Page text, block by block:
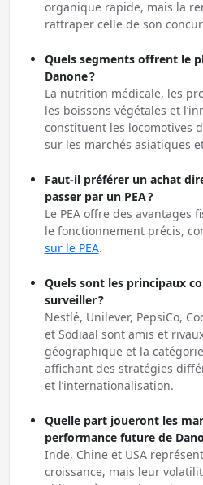
organique rapide, mais la
rattraper celle de son
Quels segments offrent le
Danone ?
La nutrition médicale, les
les boissons végétales et
constituent les locomotives
sur les marchés asiatiques
Faut-il préférer un achat
passer par un PEA ?
Le PEA offre des avantages
le fonctionnement précis,
sur le PEA.
Quels sont les principaux
surveiller ?
Nestlé, Unilever, PepsiCo,
et Sodiaal sont amis et
géographique et la
affichant des stratégies
et l’internationalisation.
Quelle part joueront les
performance future de
Inde, Chine et USA
croissance, mais leur